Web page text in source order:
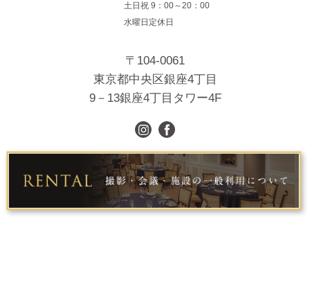
土日祝 9：00～20：00
水曜日定休日
〒104-0061
東京都中央区銀座4丁目
9－13銀座4丁目タワー4F